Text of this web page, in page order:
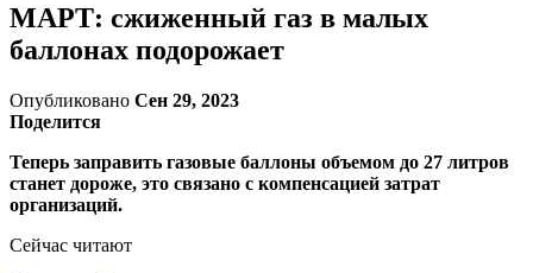
МАРТ: сжиженный газ в малых
баллонах подорожает
Опубликовано Сен 29, 2023
Поделится
Теперь заправить газовые баллоны объемом до 27 литров
станет дороже, это связано с компенсацией затрат
организаций.
Сейчас читают